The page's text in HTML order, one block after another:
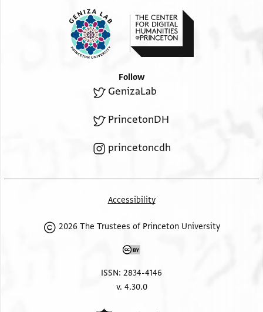
מא יסכן ענדי עאזב פכיף אלגרבא ואללה אלעצים
מן יום אן כרגת אמראת עמי מא אסתנפעת מנהם
בכרא סוא תלאת שהור וארבע כאלין וקד אשתרינא
אלגיר ומא בקי אלא אלעמארה ואיש מא בקי דפענאה
למן לה ענדנא שי ומא אנצרית אלא בסבב [אלאמר]אץ
וקלה אלמעישה ואלנפקה וטלבת נסאפר מע אלפקיה
Follow
GenizaLab
PrincetonDH
princetoncdh
Accessibility
2026 The Trustees of Princeton University
ISSN: 2834-4146
v. 4.30.0